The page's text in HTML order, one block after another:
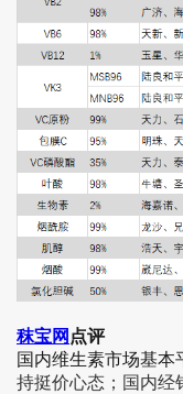
秣宝网 点评
国内维生素市场基本
持挺价心态；国内经